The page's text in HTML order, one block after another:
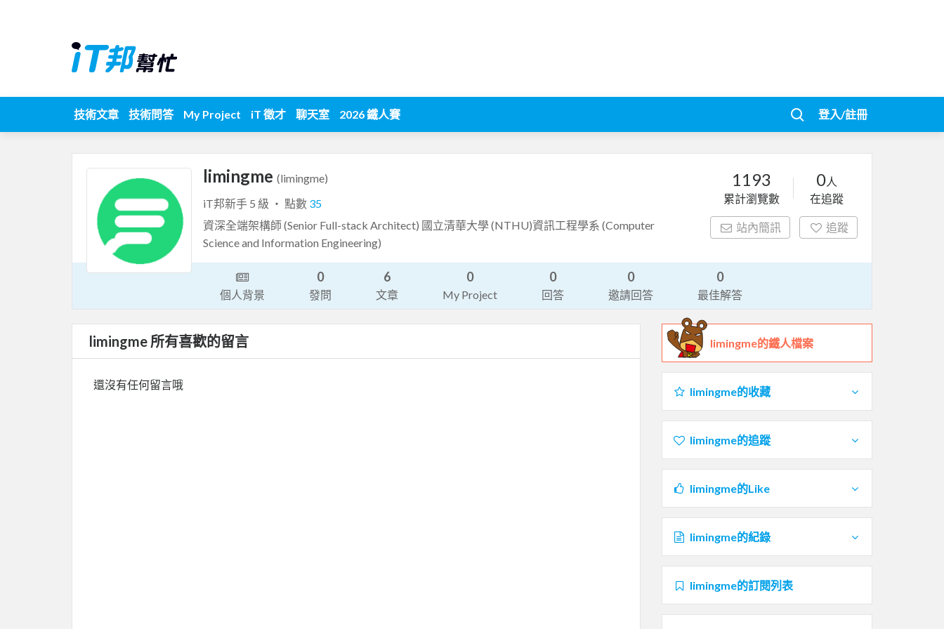
技術文章 技術問答 My Project iT 徵才 聊天室 2026 鐵人賽 登入/註冊
limingme (limingme)
iT邦新手 5 級 ‧ 點數 35
資深全端架構師 (Senior Full-stack Architect) 國立清華大學 (NTHU)資訊工程學系 (Computer
Science and Information Engineering)
1193
累計瀏覽數
0人
在追蹤
站內簡訊 追蹤
個人背景
0
發問
6
文章
0
My Project
0
回答
0
邀請回答
0
最佳解答
limingme 所有喜歡的留言
還沒有任何留言哦
limingme的鐵人檔案
limingme的收藏
limingme的追蹤
limingme的Like
limingme的紀錄
limingme的訂閱列表